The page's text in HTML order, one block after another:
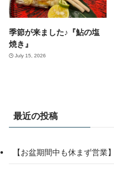
季節が来ました♪『鮎の塩
焼き』
July 15, 2026
最近の投稿
【お盆期間中も休まず営業】